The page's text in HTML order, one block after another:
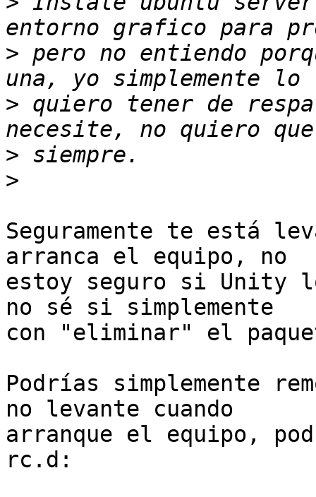
> pero no entiendo
> quiero tener de
>
>
Seguramente te está
arranca el equipo, no
estoy seguro si Unity
no sé si simplemente
con "eliminar" el
Podrías simplemente
no levante cuando
arranque el equipo,
rc.d: